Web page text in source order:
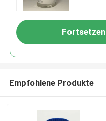
Fortsetzen
Empfohlene Produkte